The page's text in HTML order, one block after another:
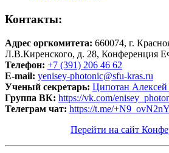
Контакты:
Адрес оргкомитета: 660074, г.
Л.В.Киренского, д. 28, Конференция
Телефон: +7 (391) 206 46 62
E-mail: yenisey-photonic@sfu-kras.ru
Ученый секретарь: Ципотан Алексей
Группа ВК: https://vk.com/
Телеграм чат: https://t.me/
Перейти на сайт